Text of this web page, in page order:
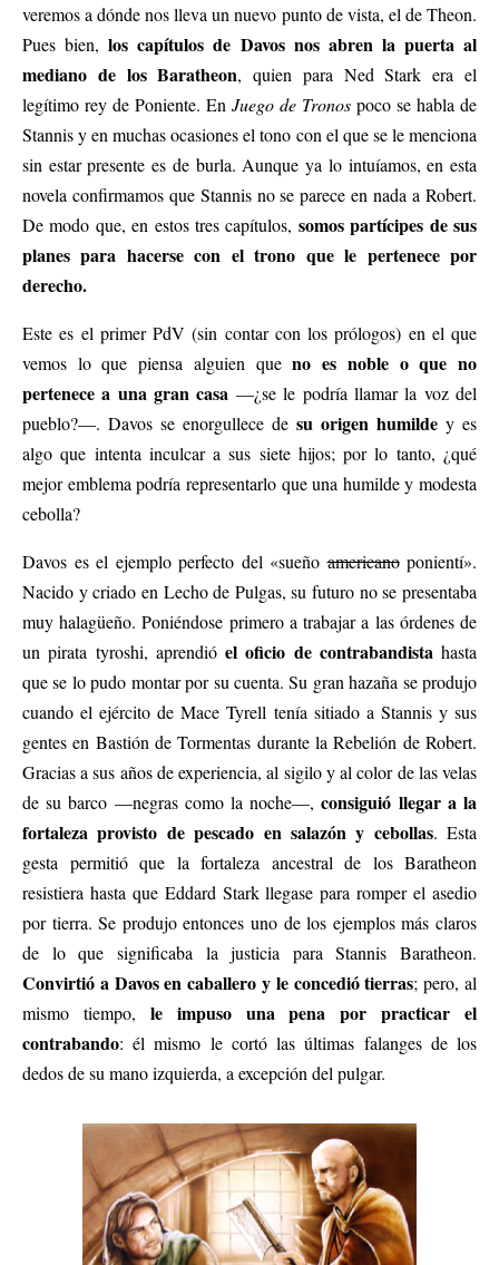
veremos a dónde nos lleva un nuevo punto de vista, el de Theon.
Pues bien,los capítulos de Davos nos abren la puerta al
mediano de los Baratheon, quien para Ned Stark era el
legítimo rey de Poniente. En Juego de Tronos poco se habla de
Stannis y en muchas ocasiones el tono con el que se le menciona
sin estar presente es de burla. Aunque ya lo intuíamos, en esta
novela confirmamos que Stannis no se parece en nada a Robert.
De modo que, en estos tres capítulos, somos partícipes de sus
planes para hacerse con el trono que le pertenece por
derecho.
Este es el primer PdV (sin contar con los prólogos) en el que
vemos lo que piensa alguien queno es noble o que no
pertenece a una gran casa —¿se le podría llamar la voz del
pueblo?—. Davos se enorgullece de su origen humilde y es
algo que intenta inculcar a sus siete hijos; por lo tanto, ¿qué
mejor emblema podría representarlo que una humilde y modesta
cebolla?
Davos es el ejemplo perfecto del «sueñoamericanoponientí».
Nacido y criado en Lecho de Pulgas, su futuro no se presentaba
muy halagüeño. Poniéndose primero a trabajar a las órdenes de
un pirata tyroshi, aprendió el oficio de contrabandista hasta
que se lo pudo montar por su cuenta. Su gran hazaña se produjo
cuando el ejército de Mace Tyrell tenía sitiado a Stannis y sus
gentes en Bastión de Tormentas durante la Rebelión de Robert.
Gracias a sus años de experiencia, al sigilo y al color de las velas
de su barco —negras como la noche—,consiguió llegar a la
fortaleza provisto de pescado en salazón y cebollas. Esta
gesta permitió que la fortaleza ancestral de los Baratheon
resistiera hasta que Eddard Stark llegase para romper el asedio
por tierra. Se produjo entonces uno de los ejemplos más claros
de lo que significaba la justicia para Stannis Baratheon.
Convirtió a Davos en caballero y le concedió tierras; pero, al
mismo tiempo, le impuso una pena por practicar el
contrabando: él mismo le cortó las últimas falanges de los
dedos de su mano izquierda, a excepción del pulgar.